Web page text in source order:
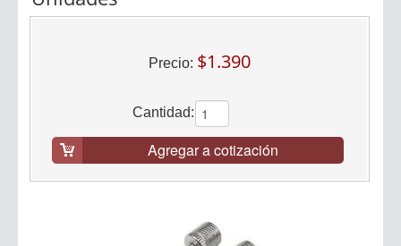
Precio: $1.390
Cantidad:
Agregar a cotización